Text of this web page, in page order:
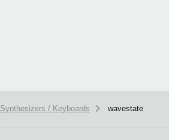
Synthesizers / Keyboards wavestate